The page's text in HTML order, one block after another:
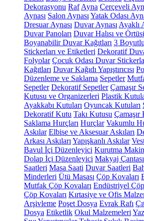
Dekorasyonu Raf Ayna Çerçeveli
Aynası Salon Aynası Yatak Odası
Dresuar Aynası Duvar Aynası Ayaklı
Duvar Panoları Duvar Halısı ve
Boyanabilir Duvar Kağıtları 3
Stickerları ve Etiketleri Dekoratif
Folyolar Çocuk Odası Duvar
Kağıtları Duvar Kağıdı Yapıştırıcısı
Düzenleme ve Saklama Sepetler
Sepetler Dekoratif Sepetler Çamaşır
Kutusu ve Organizerleri Plastik
Ayakkabı Kutuları Oyuncak Kutuları
Dekoratif Kutu Takı Kutusu Çamaşır
Saklama Hurçları Hurçlar Vakumlu
Askılar Elbise ve Aksesuar Askıları
Arkası Askıları Yapışkanlı Askılar
Bavul İçi Düzenleyici Kurutma
Dolap İçi Düzenleyici Makyaj Çantası
Saatleri Masa Saati Duvar Saatleri
Minderleri Ütü Masası Çöp Kovaları
Mutfak Çöp Kovaları Endüstriyel
Çöp Kovaları Kırtasiye ve Ofis
Arşivleme Poşet Dosya Evrak Rafı
Dosya Etiketlik Okul Malzemeleri